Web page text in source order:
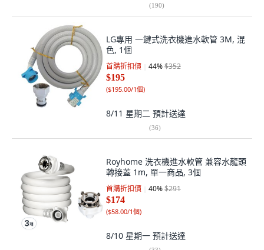
(190)
LG專用 一鍵式洗衣機進水軟管 3M, 混
色, 1個
首購折扣價 44%$352
$195
($195.00/1個)
8/11 星期二 預計送達
(36)
Royhome 洗衣機進水軟管 兼容水龍頭
轉接蓋 1m, 單一商品, 3個
首購折扣價 40%$291
$174
($58.00/1個)
8/10 星期一 預計送達